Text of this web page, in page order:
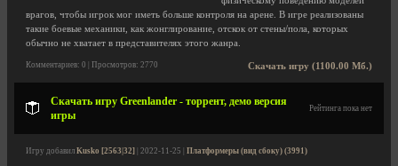
врагов, чтобы игрок мог иметь больше контроля на арене. В игре реализованы
такие боевые механики, как жонглирование, отскок от стены/пола, которых
обычно не хватает в представителях этого жанра.
Скачать игру (1100.00 Мб.)
Комментариев: 0 | Просмотров: 2770
Скачать игру Greenlander - торрент, демо версия
игры
Рейтинга пока нет
Игру добавил Kusko [2563|32] | 2022-11-25 | Платформеры (вид сбоку) (3991)